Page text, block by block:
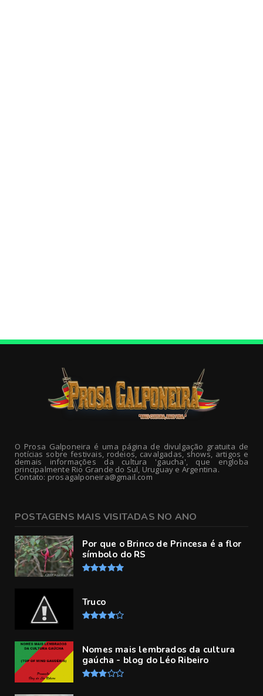
O Prosa Galponeira é uma página de divulgação gratuita de
notícias sobre festivais, rodeios, cavalgadas, shows, artigos e
demais informações da cultura 'gaucha', que engloba
principalmente Rio Grande do Sul, Uruguay e Argentina.
Contato: prosagalponeira@gmail.com
POSTAGENS MAIS VISITADAS NO ANO
Por que o Brinco de Princesa é a flor
símbolo do RS
Truco
Nomes mais lembrados da cultura
gaúcha - blog do Léo Ribeiro